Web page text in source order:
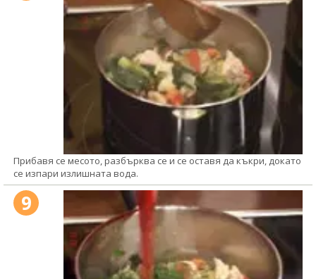
Прибавя се месото, разбърква се и се оставя да къкри, докато
се изпари излишната вода.
9